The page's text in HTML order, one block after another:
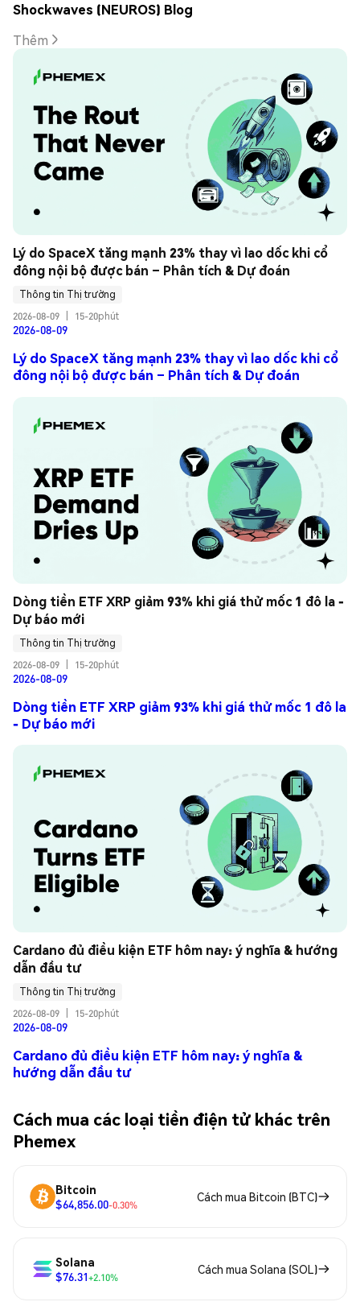
Shockwaves (NEUROS) Blog
Thêm
Lý do SpaceX tăng mạnh 23% thay vì lao dốc khi cổ
đông nội bộ được bán – Phân tích & Dự đoán
Thông tin Thị trường
2026-08-09
15-20phút
2026-08-09
Lý do SpaceX tăng mạnh 23% thay vì lao dốc khi cổ
đông nội bộ được bán – Phân tích & Dự đoán
Dòng tiền ETF XRP giảm 93% khi giá thử mốc 1 đô la -
Dự báo mới
Thông tin Thị trường
2026-08-09
15-20phút
2026-08-09
Dòng tiền ETF XRP giảm 93% khi giá thử mốc 1 đô la
- Dự báo mới
Cardano đủ điều kiện ETF hôm nay: ý nghĩa & hướng
dẫn đầu tư
Thông tin Thị trường
2026-08-09
15-20phút
2026-08-09
Cardano đủ điều kiện ETF hôm nay: ý nghĩa &
hướng dẫn đầu tư
Cách mua các loại tiền điện tử khác trên
Phemex
Bitcoin
$64,856.00-0.30%
Cách mua Bitcoin (BTC)
Solana
$76.31+2.10%
Cách mua Solana (SOL)